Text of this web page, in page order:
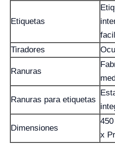
Etiquetas
Tiradores
Ranuras
Ranuras para etiquetas
Dimensiones
x